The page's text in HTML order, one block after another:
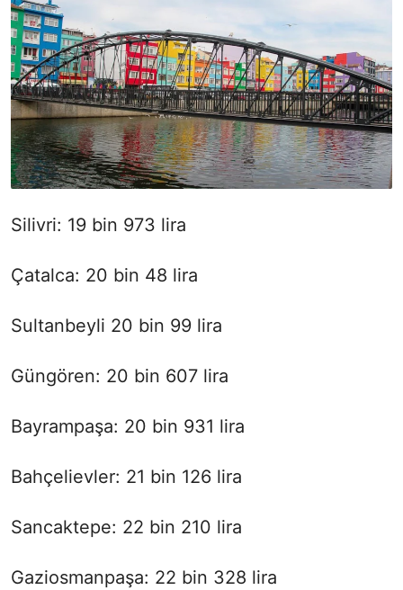
Silivri: 19 bin 973 lira
Çatalca: 20 bin 48 lira
Sultanbeyli 20 bin 99 lira
Güngören: 20 bin 607 lira
Bayrampaşa: 20 bin 931 lira
Bahçelievler: 21 bin 126 lira
Sancaktepe: 22 bin 210 lira
Gaziosmanpaşa: 22 bin 328 lira